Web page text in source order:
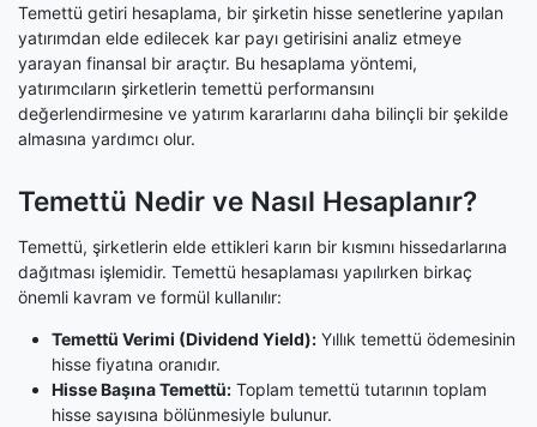
7.2
1 temettü ne kadar?
7.3
Ne kadar temettü alırsam vergi öderim?
7.4
Temettü getirisi mantıklı mı?
7.5
10 yıllık temettü hesaplama nasıl yapılır?
7.6
Tüpraş, FROTO, Aselsan ve ASTOR temettü
Temettü Emekliliği Hesaplama
10 Temettü Yatırımında Dikkat Edilmesi Gerekenler
Temettü getiri hesaplama, bir şirketin hisse senetlerine yapılan
yatırımdan elde edilecek kar payı getirisini analiz etmeye
yarayan finansal bir araçtır. Bu hesaplama yöntemi,
yatırımcıların şirketlerin temettü performansını
değerlendirmesine ve yatırım kararlarını daha bilinçli bir şekilde
almasına yardımcı olur.
Temettü Nedir ve Nasıl Hesaplanır?
Temettü, şirketlerin elde ettikleri karın bir kısmını hissedarlarına
dağıtması işlemidir. Temettü hesaplaması yapılırken birkaç
önemli kavram ve formül kullanılır:
Temettü Verimi (Dividend Yield): Yıllık temettü ödemesinin
hisse fiyatına oranıdır.
Hisse Başına Temettü: Toplam temettü tutarının toplam
hisse sayısına bölünmesiyle bulunur.